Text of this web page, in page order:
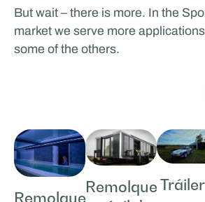
But wait – there is more. In the
market we serve more
some of the others.
Remolque
Remolque